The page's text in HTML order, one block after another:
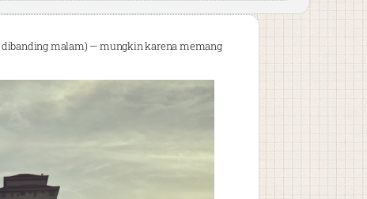
malam) — mungkin karena memang